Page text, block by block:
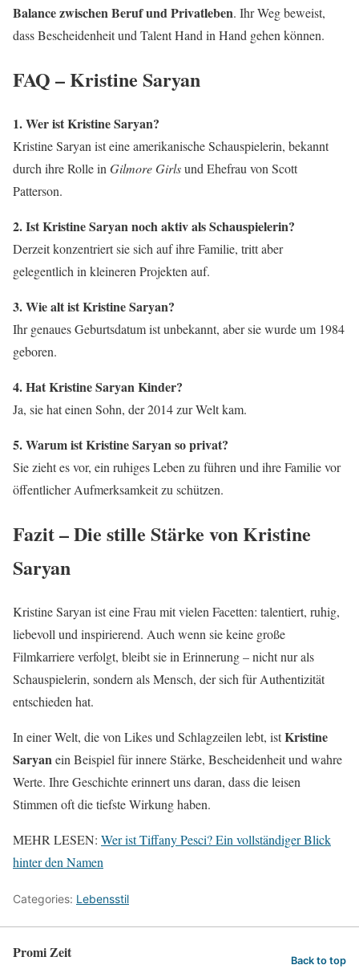
Balance zwischen Beruf und Privatleben. Ihr Weg beweist,
dass Bescheidenheit und Talent Hand in Hand gehen können.
FAQ – Kristine Saryan
1. Wer ist Kristine Saryan?
Kristine Saryan ist eine amerikanische Schauspielerin, bekannt
durch ihre Rolle inGilmore Girlsund Ehefrau von Scott
Patterson.
2. Ist Kristine Saryan noch aktiv als Schauspielerin?
Derzeit konzentriert sie sich auf ihre Familie, tritt aber
gelegentlich in kleineren Projekten auf.
3. Wie alt ist Kristine Saryan?
Ihr genaues Geburtsdatum ist unbekannt, aber sie wurde um 1984
geboren.
4. Hat Kristine Saryan Kinder?
Ja, sie hat einen Sohn, der 2014 zur Welt kam.
5. Warum ist Kristine Saryan so privat?
Sie zieht es vor, ein ruhiges Leben zu führen und ihre Familie vor
öffentlicher Aufmerksamkeit zu schützen.
Fazit – Die stille Stärke von Kristine
Saryan
Kristine Saryan ist eine Frau mit vielen Facetten: talentiert, ruhig,
liebevoll und inspirierend. Auch wenn sie keine große
Filmkarriere verfolgt, bleibt sie in Erinnerung – nicht nur als
Schauspielerin, sondern als Mensch, der sich für Authentizität
entschieden hat.
In einer Welt, die von Likes und Schlagzeilen lebt, istKristine
Saryanein Beispiel für innere Stärke, Bescheidenheit und wahre
Werte. Ihre Geschichte erinnert uns daran, dass die leisen
Stimmen oft die tiefste Wirkung haben.
MEHR LESEN: Wer ist Tiffany Pesci? Ein vollständiger Blick
hinter den Namen
Categories: Lebensstil
Promi Zeit Back to top